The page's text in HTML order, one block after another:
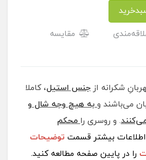
مقایسه
شکرانه از جنس استیل، کاملا
می‌باشند وبه هیچ وجه شال و
. و روسری رامحکم
اطلاعات بیشتر قسمت توضیحات
را در پایین صفحه مطالعه کنید.